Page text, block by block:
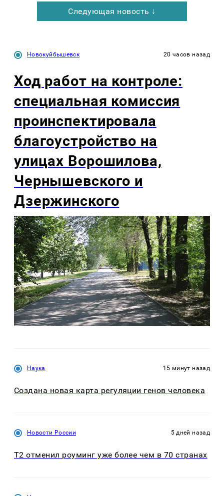
Следующая новость ↓
Новокуйбышевск 20 часов назад
Ход работ на контроле:
специальная комиссия
проинспектировала
благоустройство на
улицах Ворошилова,
Чернышевского и
Дзержинского
Наука 15 минут назад
Создана новая карта регуляции генов человека
Новости России 5 дней назад
Т2 отменил роуминг уже более чем в 70 странах